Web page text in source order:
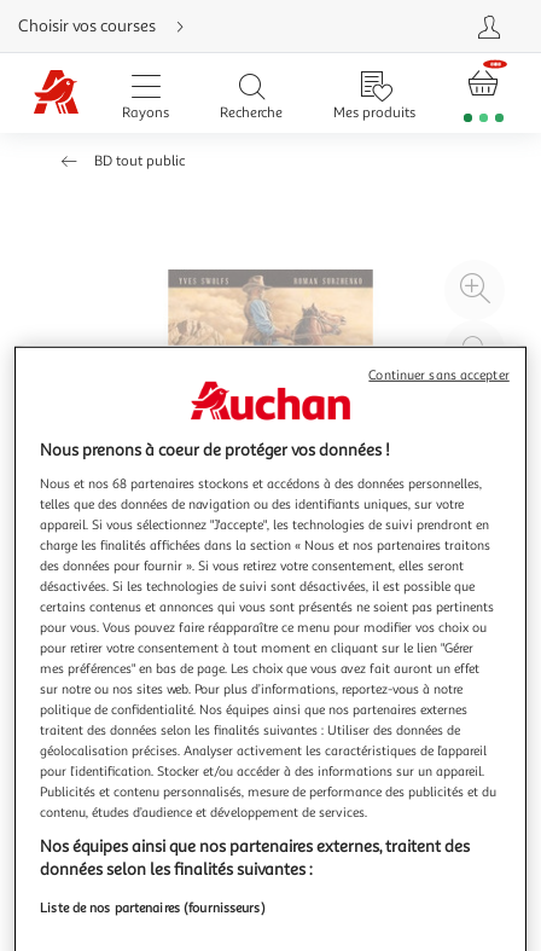
Aller
directement
au
contenu
Aller
directement
Aller
Choisir vos courses
Rayons Recherche Mes produits
BD tout public
à
DURANGO, LA JEUNESSE TOME 1 : LE PREMIER
HOMME QUE TU TUERAS, Swolfs Yves
Texas, 1886. Un jeune vagabond est témoin du meurtre de
trois cowboys, abattus par un mystérieux tueur auquel il
échappe lui-même de justesse. En ramenant les trois
cadavres à la ville la plus proche, le jeune homme
rencontre Warren, le patron du ranch pour lequel
travaillaient les victimes. Warren
En savoir +
Vous voulez connaître le prix de ce produit ?
Afficher le prix
Nous prenons à coeur de protéger vos données !
Nous et nos 68 partenaires stockons et accédons à des données personnelles,
telles que des données de navigation ou des identifiants uniques, sur votre
appareil. Si vous sélectionnez "J'accepte", les technologies de suivi prendront en
charge les finalités affichées dans la section « Nous et nos partenaires traitons
des données pour fournir ». Si vous retirez votre consentement, elles seront
désactivées. Si les technologies de suivi sont désactivées, il est possible que
certains contenus et annonces qui vous sont présentés ne soient pas pertinents
pour vous. Vous pouvez faire réapparaître ce menu pour modifier vos choix ou
pour retirer votre consentement à tout moment en cliquant sur le lien "Gérer
mes préférences" en bas de page. Les choix que vous avez fait auront un effet
sur notre ou nos sites web. Pour plus d’informations, reportez-vous à notre
politique de confidentialité. Nos équipes ainsi que nos partenaires externes
traitent des données selon les finalités suivantes : Utiliser des données de
géolocalisation précises. Analyser activement les caractéristiques de l’appareil
pour l’identification. Stocker et/ou accéder à des informations sur un appareil.
Publicités et contenu personnalisés, mesure de performance des publicités et du
contenu, études d’audience et développement de services.
Nos équipes ainsi que nos partenaires externes, traitent des
données selon les finalités suivantes :
Liste de nos partenaires (fournisseurs)
Continuer sans accepter